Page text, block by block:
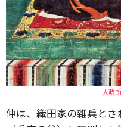
大政
仲は、織田家の雑兵と